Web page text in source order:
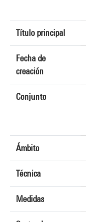
Título principal
Fecha de
creación
Conjunto
Ámbito
Técnica
Medidas